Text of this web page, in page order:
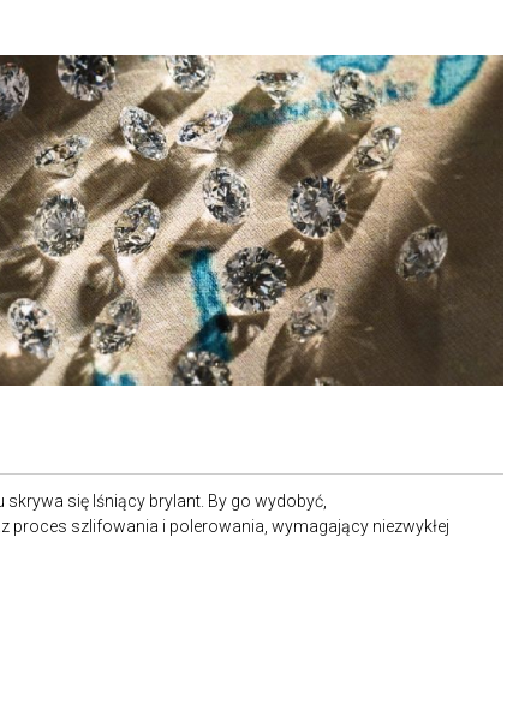
się lśniący brylant. By go wydobyć,
proces szlifowania i polerowania, wymagający niezwykłej